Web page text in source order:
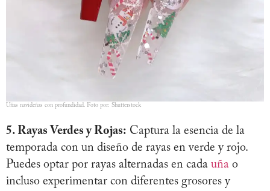
Uñas navideñas con profundidad. Foto por: Shutterstock
5. Rayas Verdes y Rojas: Captura la esencia de la
temporada con un diseño de rayas en verde y rojo.
Puedes optar por rayas alternadas en cada uña o
incluso experimentar con diferentes grosores y